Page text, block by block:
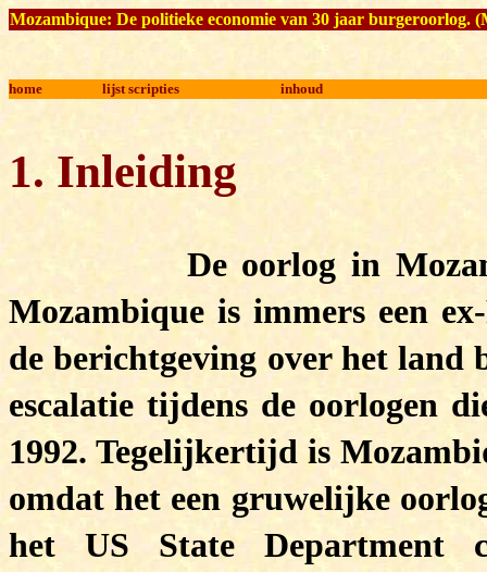
Mozambique: De politieke economie van 30 jaar burgeroorlog.
home lijst scripties inhoud
1. Inleiding
De oorlog in
Mozambique is immers een
de berichtgeving over het
escalatie tijdens de oorlogen
1992. Tegelijkertijd is
omdat het een gruwelijke
het US State Department